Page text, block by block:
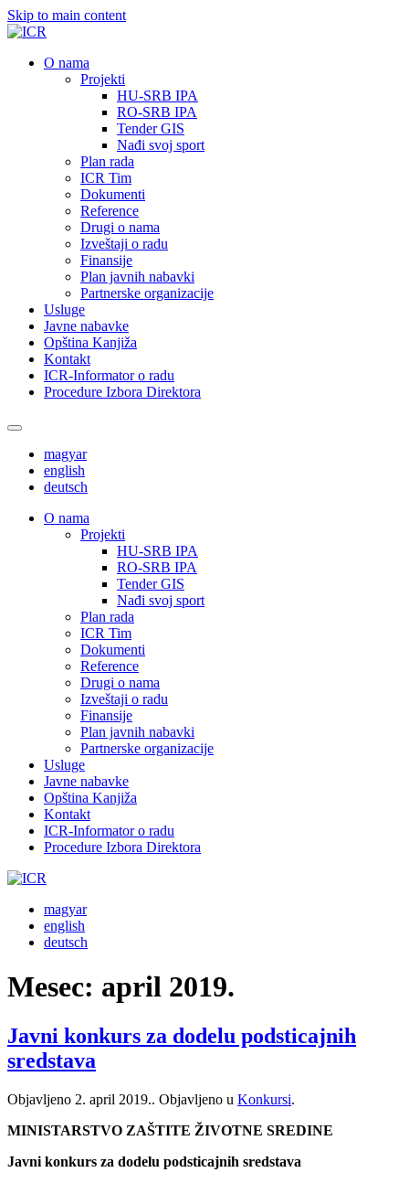
Skip to main content
О nama
Projekti
HU-SRB IPA
RO-SRB IPA
Tender GIS
Nađi svoj sport
Plan rada
ICR Tim
Dokumenti
Reference
Drugi o nama
Izveštaji o radu
Finansije
Plan javnih nabavki
Partnerske organizacije
Usluge
Javne nabavke
Opština Kanjiža
Kontakt
ICR-Informator o radu
Procedure Izbora Direktora
magyar
english
deutsch
О nama
Projekti
HU-SRB IPA
RO-SRB IPA
Tender GIS
Nađi svoj sport
Plan rada
ICR Tim
Dokumenti
Reference
Drugi o nama
Izveštaji o radu
Finansije
Plan javnih nabavki
Partnerske organizacije
Usluge
Javne nabavke
Opština Kanjiža
Kontakt
ICR-Informator o radu
Procedure Izbora Direktora
magyar
english
deutsch
Mesec: april 2019.
Javni konkurs za dodelu podsticajnih
sredstava
Objavljeno 2. april 2019.. Objavljeno u Konkursi.
MINISTARSTVO ZAŠTITE ŽIVOTNE SREDINE
Javni konkurs za dodelu podsticajnih sredstava